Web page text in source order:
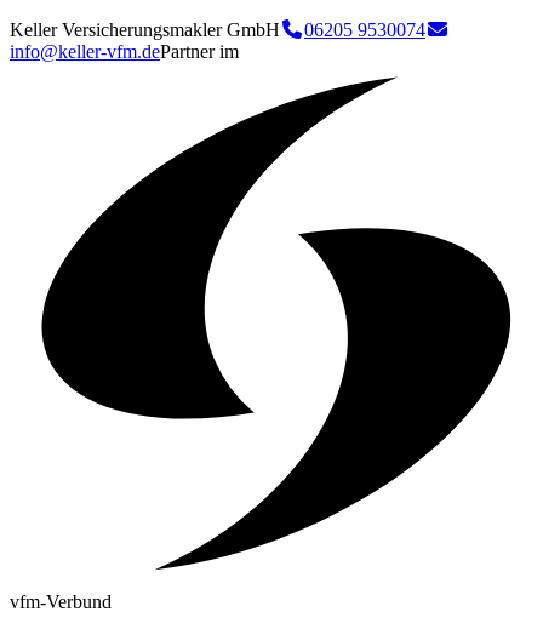
Keller Versicherungsmakler GmbH
06205 9530074
info@keller-vfm.dePartner im
vfm-Verbund